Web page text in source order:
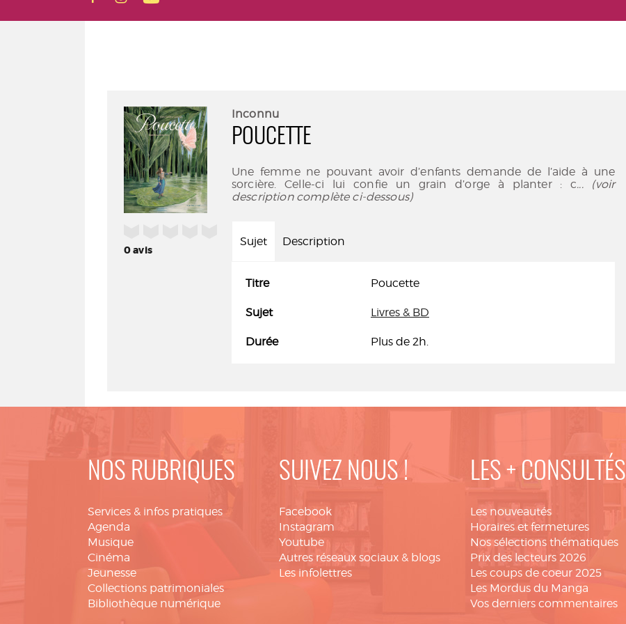
0avis
Inconnu
POUCETTE
Une femme ne pouvant avoir d’enfants demande de l’aide à une
sorcière. Celle-ci lui confie un grain d’orge à planter : c... (voir
description complète ci-dessous)
Sujet Description
Titre Poucette
Sujet Livres & BD
Durée Plus de 2h.
NOS RUBRIQUES
Services & infos pratiques
Agenda
Musique
Cinéma
Jeunesse
Collections patrimoniales
Bibliothèque numérique
SUIVEZ NOUS !
Facebook
Instagram
Youtube
Autres réseaux sociaux & blogs
Les infolettres
LES + CONSULTÉS
Les nouveautés
Horaires et fermetures
Nos sélections thématiques
Prix des lecteurs 2026
Les coups de coeur 2025
Les Mordus du Manga
Vos derniers commentaires